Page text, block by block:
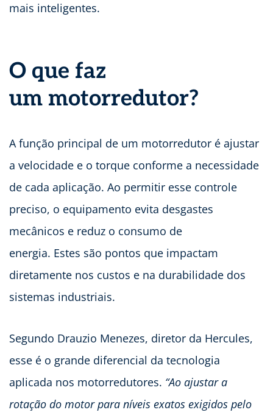
mais inteligentes.
O que faz
um motorredutor?
A função principal de um motorredutor é ajustar
a velocidade e o torque conforme a necessidade
de cada aplicação. Ao permitir esse controle
preciso, o equipamento evita desgastes
mecânicos e reduz o consumo de
energia. Estes são pontos que impactam
diretamente nos custos e na durabilidade dos
sistemas industriais.
Segundo Drauzio Menezes, diretor da Hercules,
esse é o grande diferencial da tecnologia
aplicada nos motorredutores. “Ao ajustar a
rotação do motor para níveis exatos exigidos pelo